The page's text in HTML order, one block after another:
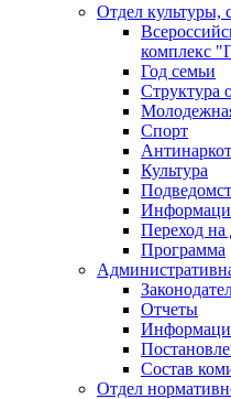
Отдел культуры,
комплекс
Год семьи
Структура
Спорт
Культура
Переход на
Программа
Отчеты
Состав
Отдел